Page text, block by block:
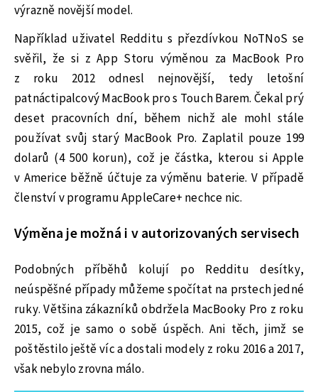
výrazně novější model.
Například uživatel Redditu s přezdívkou NoTNoS se
svěřil, že si z App Storu výměnou za MacBook Pro
z roku 2012 odnesl nejnovější, tedy letošní
patnáctipalcový MacBook pro s Touch Barem. Čekal prý
deset pracovních dní, během nichž ale mohl stále
používat svůj starý MacBook Pro. Zaplatil pouze 199
dolarů (4 500 korun), což je částka, kterou si Apple
v Americe běžně účtuje za výměnu baterie. V případě
členství v programu AppleCare+ nechce nic.
Výměna je možná i v autorizovaných servisech
Podobných příběhů kolují po Redditu desítky,
neúspěšné případy můžeme spočítat na prstech jedné
ruky. Většina zákazníků obdržela MacBooky Pro z roku
2015, což je samo o sobě úspěch. Ani těch, jimž se
poštěstilo ještě víc a dostali modely z roku 2016 a 2017,
však nebylo zrovna málo.